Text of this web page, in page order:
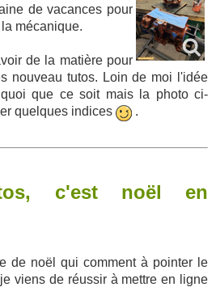
de vacances pour
mécanique.
de la matière pour
nouveau tutos. Loin de moi l'idée
que ce soit mais la photo ci-
quelques indices
.
c'est noël en
de noël qui comment à pointer le
viens de réussir à mettre en ligne